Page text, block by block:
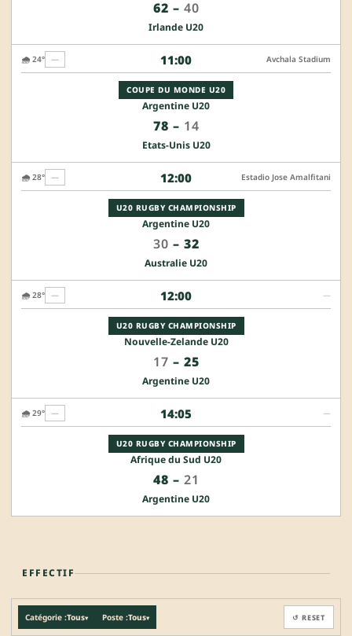
62 – 40
Irlande U20
11:00
COUPE DU MONDE U20
Argentine U20
78 – 14
Etats-Unis U20
🌧️ 24° — Avchala Stadium
12:00
U20 RUGBY CHAMPIONSHIP
Argentine U20
30 – 32
Australie U20
🌧️ 28° — Estadio Jose Amalfitani
12:00
U20 RUGBY CHAMPIONSHIP
Nouvelle-Zelande U20
17 – 25
Argentine U20
🌧️ 28° — —
14:05
U20 RUGBY CHAMPIONSHIP
Afrique du Sud U20
48 – 21
Argentine U20
🌧️ 29° — —
EFFECTIF
Catégorie :Tous▾ Poste :Tous▾ ↺ RESET